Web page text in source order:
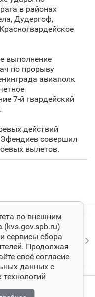
в районах
Дудергоф,
выполнение
по прорыву
авиаполк
7-й гвардейский
действий
совершил
вылетов.
по внешним
(kvs.gov.spb.ru)
сервисы сбора
Продолжая
своё согласие
данных с